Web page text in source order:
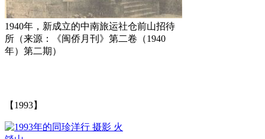
1940年，新成立的中南旅运社仓前山招待
所（来源：《闽侨月刊》第二卷（1940
年）第二期）
【1993】